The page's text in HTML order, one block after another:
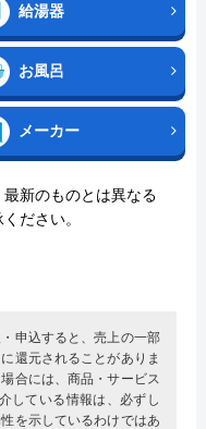
給湯器
お風呂
メーカー
新のものとは異なる
ださい。
申込すると、売上の一部
還元されることがありま
合には、商品・サービス
している情報は、必ずし
を示しているわけではあ